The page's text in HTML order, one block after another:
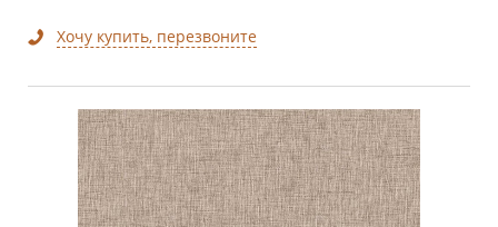
Хочу купить, перезвоните